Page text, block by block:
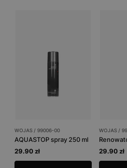
WOJAS / 99006-00
AQUASTOP spray 250 ml
29.90 zł
WOJAS /
29.90 zł